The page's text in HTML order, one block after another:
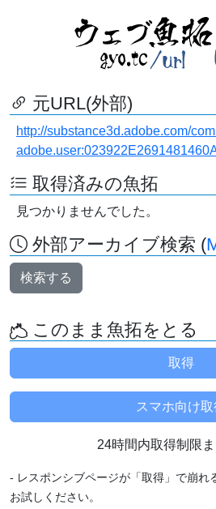
元URL(外部)
http://substance3d.adobe.com/
取得済みの魚拓
見つかりませんでした。
外部アーカイブ検索 (
検索する
このまま魚拓をとる
24時間内取得制限
- レスポンシブページが「取得」で崩れ
お試しください。